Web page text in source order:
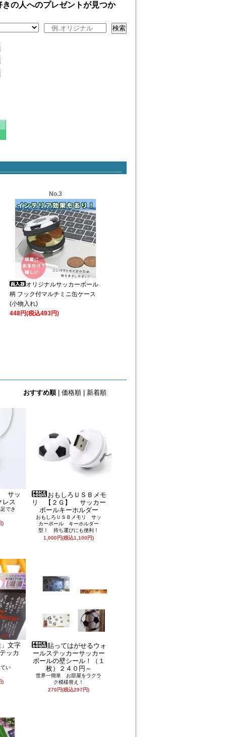
の人へのプレゼントが見つか
検索
No.3
オリジナルサッカーボール
柄 フック付マルチミニ缶ケース
(小物入れ)
448円(税込493円)
おすすめ順| 価格順 新着順
サッ
レス
でき
)
おもしろＵＳＢメモ
リ 【２Ｇ】 サッカー
ボールキーホルダー
おもしろＵＳＢメモリ サッ
カーボール キーホルダー
型！ 持ち運びにも便利！
1,000円(税込1,100円)
文字
ッカ
い
)
貼ってはがせるウォ
ールステッカーサッカー
ボールの壁シール！（１
枚）２４０円～
世界一簡単 お部屋をラクラ
ク模様替え！
270円(税込297円)